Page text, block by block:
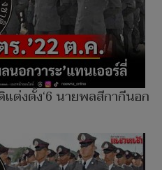
แต่งตั้ง‘6 นายพลสีกากีนอก